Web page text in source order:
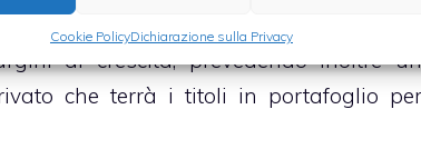
Cookie PolicyDichiarazione sulla Privacy
suo avviso il titolo Enel Green Power
di crescita, prevedendo inoltre un
che terrà i titoli in portafoglio per